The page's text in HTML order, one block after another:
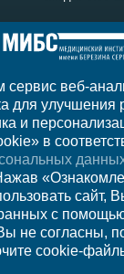
Регион
Мы в социальных
сервис веб-
для улучшения
и
в
сайт,
с
не согласны,
cookie-